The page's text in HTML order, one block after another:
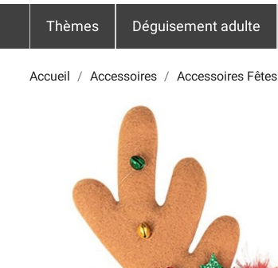
Thèmes Déguisement adulte
Accueil Accessoires Accessoires Fêtes